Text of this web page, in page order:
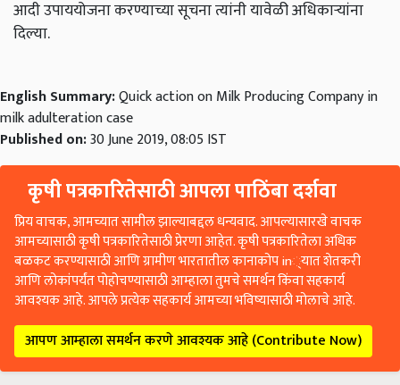
आदी उपाययोजना करण्याच्या सूचना त्यांनी यावेळी अधिकाऱ्यांना
दिल्या.
English Summary:Quick action on Milk Producing Company in
milk adulteration case
Published on:30 June 2019, 08:05 IST
कृषी पत्रकारितेसाठी आपला पाठिंबा दर्शवा
प्रिय वाचक, आमच्यात सामील झाल्याबद्दल धन्यवाद. आपल्यासारखे वाचक
आमच्यासाठी कृषी पत्रकारितेसाठी प्रेरणा आहेत. कृषी पत्रकारितेला अधिक
बळकट करण्यासाठी आणि ग्रामीण भारतातील कानाकोप in्यात शेतकरी
आणि लोकांपर्यंत पोहोचण्यासाठी आम्हाला तुमचे समर्थन किंवा सहकार्य
आवश्यक आहे. आपले प्रत्येक सहकार्य आमच्या भविष्यासाठी मोलाचे आहे.
आपण आम्हाला समर्थन करणे आवश्यक आहे (Contribute Now)